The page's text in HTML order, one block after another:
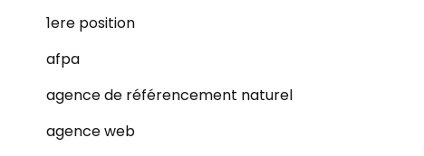
1ere position
afpa
agence de référencement naturel
agence web